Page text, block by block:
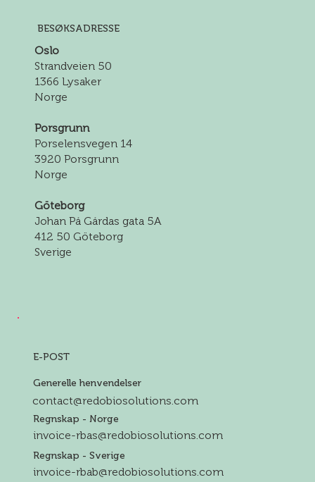
E-POST
Generelle henvendelser
contact@redobiosolutions.com
Regnskap - Norge
invoice-rbas@redobiosolutions.com
Regnskap - Sverige
invoice-rbab@redobiosolutions.com
BESØKSADRESSE
Oslo
Strandveien 50
1366 Lysaker
Norge
Porsgrunn
Porselensvegen 14
3920 Porsgrunn
Norge
Göteborg
Johan På Gårdas gata 5A
412 50 Göteborg
Sverige